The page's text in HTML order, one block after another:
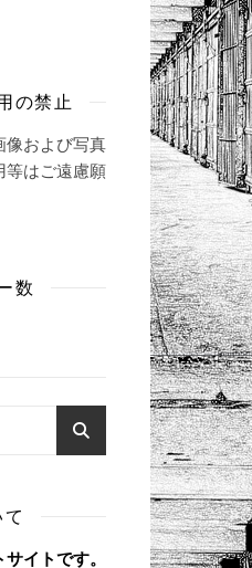
の禁止
像および写真
等はご遠慮願
数
イトです。